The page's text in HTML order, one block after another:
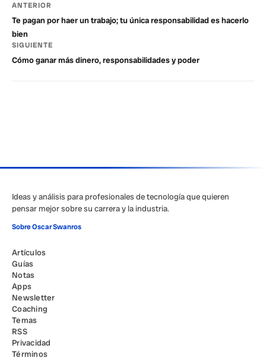
ANTERIOR
Te pagan por haer un trabajo; tu única responsabilidad es hacerlo
bien
SIGUIENTE
Cómo ganar más dinero, responsabilidades y poder
Ideas y análisis para profesionales de tecnología que quieren
pensar mejor sobre su carrera y la industria.
Sobre Oscar Swanros
Artículos
Guías
Notas
Apps
Newsletter
Coaching
Temas
RSS
Privacidad
Términos